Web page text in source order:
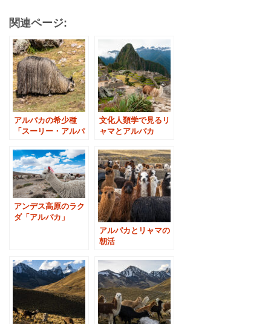
関連ページ:
アルパカの希少種
「スーリー・アルパ
文化人類学で見るリ
ャマとアルパカ
アンデス高原のラク
ダ「アルパカ」
アルパカとリャマの
朝活